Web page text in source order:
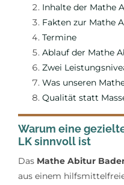
Inhalte der Mathe
Fakten zur Mathe
Termine
Ablauf der Mathe
Zwei
Wasunseren
Qualität statt
Warum eine
LK sinnvoll ist
Das Mathe Abitur
aus einem